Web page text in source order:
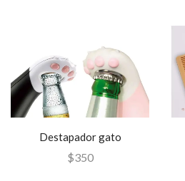
Destapador gato
$350